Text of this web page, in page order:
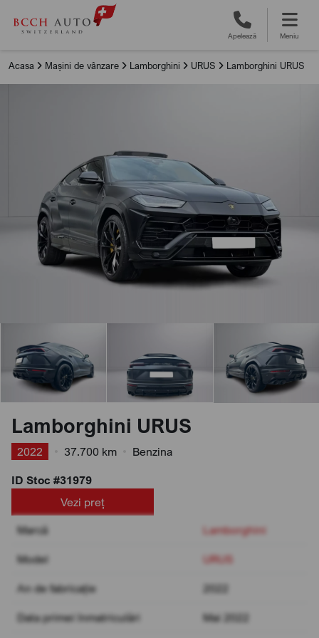
Apelează Meniu
Acasa Mașini de vânzare Lamborghini URUS Lamborghini URUS
Lamborghini URUS
2022 37.700 km
Benzina
ID Stoc #31979
Vezi preț
Marcă
Lamborghini
Model URUS
An de fabricație 2022
Data primei înmatriculări Mai 2022